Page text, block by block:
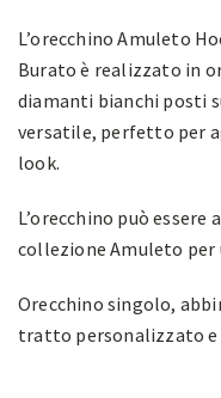
L’orecchino Amuleto
Burato è realizzato in
diamanti bianchi posti
versatile, perfetto per
look.
L’orecchino può
collezione Amuleto per
Orecchino singolo,
tratto personalizzato e